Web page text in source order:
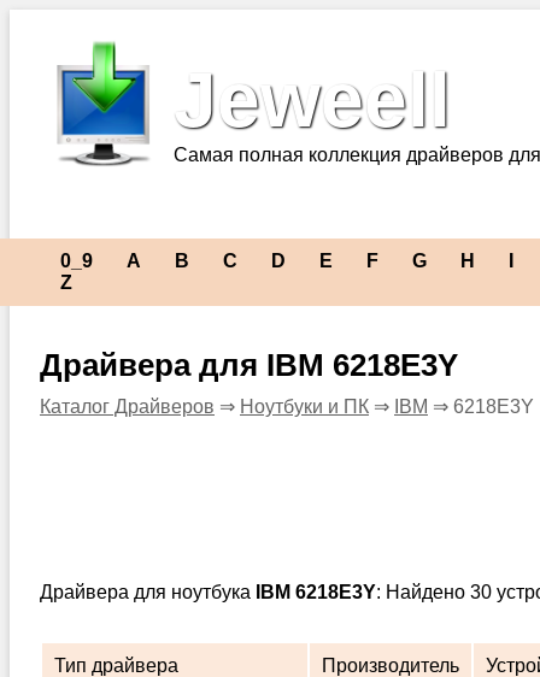
Jeweell
Самая полная коллекция драйверов
0_9 A B C D E F G H
Z
Драйвера для IBM 6218E3Y
Каталог Драйверов ⇒ Ноутбуки и ПК ⇒ IBM ⇒ 6218E3Y
Драйвера для ноутбука IBM 6218E3Y: Найдено 30
Тип драйвера Производитель